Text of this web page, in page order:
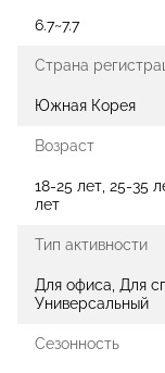
6.7~7.7
Страна
Южная Корея
Возраст
18-25 лет, 25-35
лет
Тип активности
Для офиса, Для
Универсальный
Сезонность